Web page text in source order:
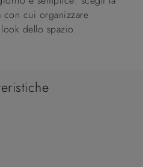
cui organizzare
dello spazio.